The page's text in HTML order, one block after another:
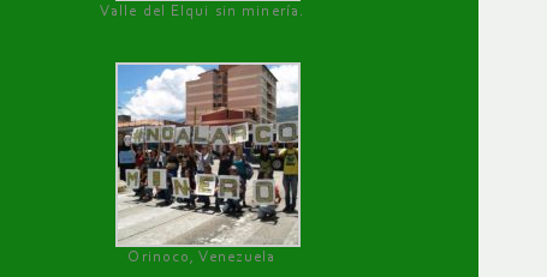
Valle del Elqui sin minería.
Orinoco, Venezuela